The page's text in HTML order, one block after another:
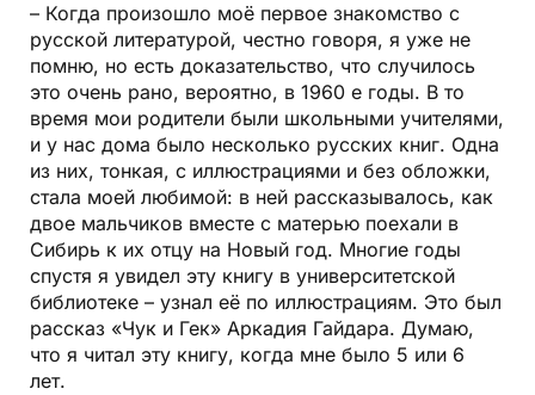
– Когда произошло моё первое знакомство с
русской литературой, честно говоря, я уже не
помню, но есть доказательство, что случилось
это очень рано, вероятно, в 1960 е годы. В то
время мои родители были школьными учителями,
и у нас дома было несколько русских книг. Одна
из них, тонкая, с иллюстрациями и без обложки,
стала моей любимой: в ней рассказывалось, как
двое мальчиков вместе с матерью поехали в
Сибирь к их отцу на Новый год. Многие годы
спустя я увидел эту книгу в университетской
библиотеке – узнал её по иллюстрациям. Это был
рассказ «Чук и Гек» Аркадия Гайдара. Думаю,
что я читал эту книгу, когда мне было 5 или 6
лет.